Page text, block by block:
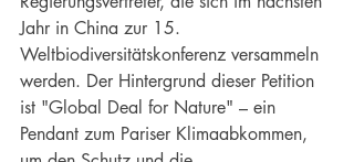
Jahr in China zur 15.
Weltbiodiversitätskonferenz versammeln
werden. Der Hintergrund dieser Petition
ist "Global Deal for Nature" – ein
Pendant zum Pariser Klimaabkommen,